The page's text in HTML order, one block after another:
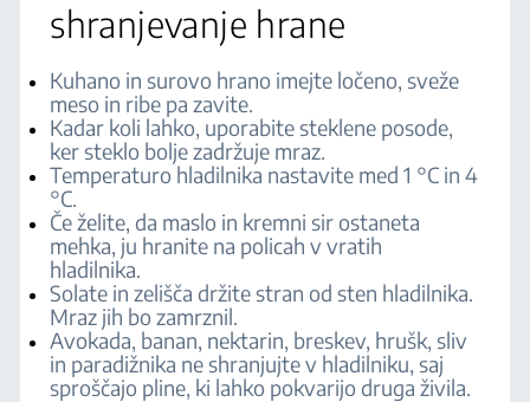
shranjevanje hrane
Kuhano in surovo hrano imejte ločeno, sveže
meso in ribe pa zavite.
Kadar koli lahko, uporabite steklene posode,
ker steklo bolje zadržuje mraz.
Temperaturo hladilnika nastavite med 1 °C in 4
°C.
Če želite, da maslo in kremni sir ostaneta
mehka, ju hranite na policah v vratih
hladilnika.
Solate in zelišča držite stran od sten hladilnika.
Mraz jih bo zamrznil.
Avokada, banan, nektarin, breskev, hrušk, sliv
in paradižnika ne shranjujte v hladilniku, saj
sproščajo pline, ki lahko pokvarijo druga živila.